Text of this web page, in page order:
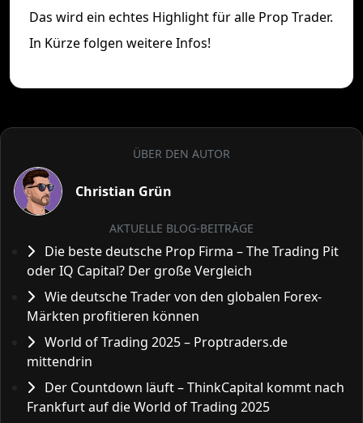
Das wird ein echtes Highlight für alle Prop Trader.
In Kürze folgen weitere Infos!
ÜBER DEN AUTOR
Christian Grün
AKTUELLE BLOG-BEITRÄGE
Die beste deutsche Prop Firma – The Trading Pit
oder IQ Capital? Der große Vergleich
Wie deutsche Trader von den globalen Forex-
Märkten profitieren können
World of Trading 2025 – Proptraders.de
mittendrin
Der Countdown läuft – ThinkCapital kommt nach
Frankfurt auf die World of Trading 2025